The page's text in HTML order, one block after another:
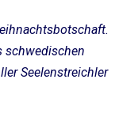
schwedischen
Seelenstreichler